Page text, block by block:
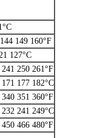
149 160°F
127°C
250 261°F
177 182°C
351 360°F
241 249°C
466 480°F